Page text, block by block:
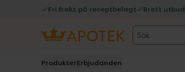
Fri frakt på receptbelagt Brett utbud
Sök
ProdukterErbjudanden